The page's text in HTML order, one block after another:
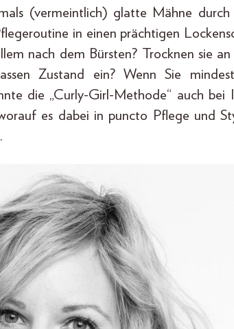
(vermeintlich) glatte Mähne
in einen prächtigen
nach dem Bürsten? Trocknen sie
Zustand ein? Wenn Sie
die „Curly-Girl-Methode“ auch bei
es dabei in puncto Pflege und